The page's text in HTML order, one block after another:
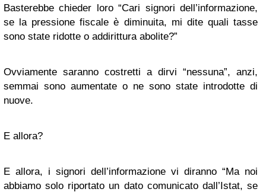
Basterebbe chieder loro “Cari signori dell’informazione,
se la pressione fiscale è diminuita, mi dite quali tasse
sono state ridotte o addirittura abolite?”
Ovviamente saranno costretti a dirvi “nessuna”, anzi,
semmai sono aumentate o ne sono state introdotte di
nuove.
E allora?
E allora, i signori dell’informazione vi diranno “Ma noi
abbiamo solo riportato un dato comunicato dall’Istat, se